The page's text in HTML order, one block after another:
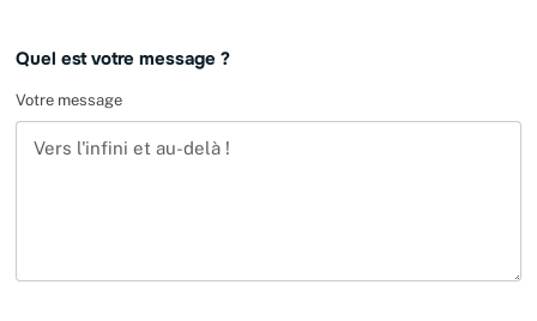
Quel est votre message ?
Votre message